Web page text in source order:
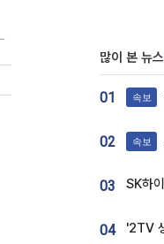
많이 본 뉴스
01 속보
02 속보
03
04